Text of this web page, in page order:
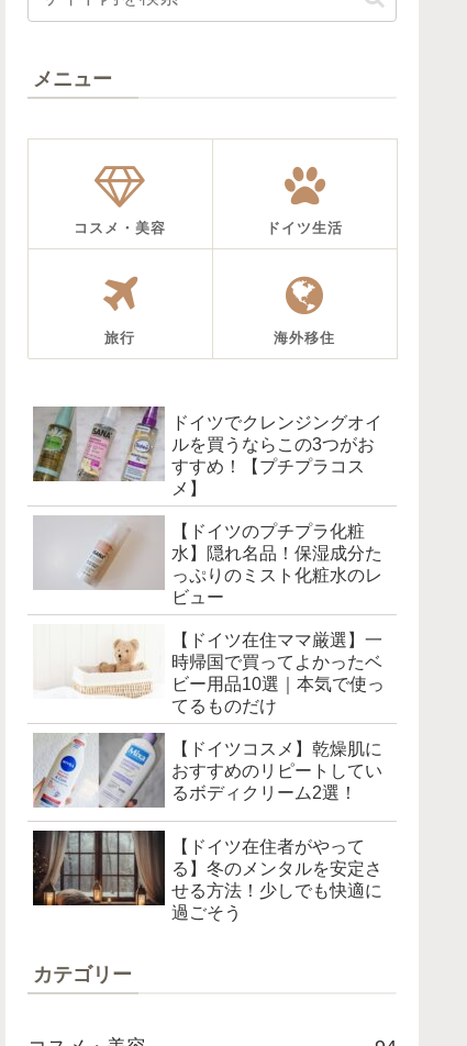
メニュー
コスメ・美容 ドイツ生活
旅行 海外移住
ドイツでクレンジングオイ
ルを買うならこの3つがお
すすめ！【プチプラコス
メ】
【ドイツのプチプラ化粧
水】隠れ名品！保湿成分た
っぷりのミスト化粧水のレ
ビュー
【ドイツ在住ママ厳選】一
時帰国で買ってよかったベ
ビー用品10選｜本気で使っ
てるものだけ
【ドイツコスメ】乾燥肌に
おすすめのリピートしてい
るボディクリーム2選！
【ドイツ在住者がやって
る】冬のメンタルを安定さ
せる方法！少しでも快適に
過ごそう
カテゴリー